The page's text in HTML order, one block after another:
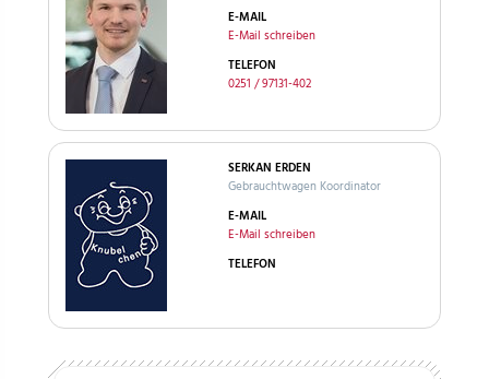
E-MAIL
E-Mail schreiben
TELEFON
0251 / 97131-402
SERKAN ERDEN
Gebrauchtwagen Koordinator
E-MAIL
E-Mail schreiben
TELEFON